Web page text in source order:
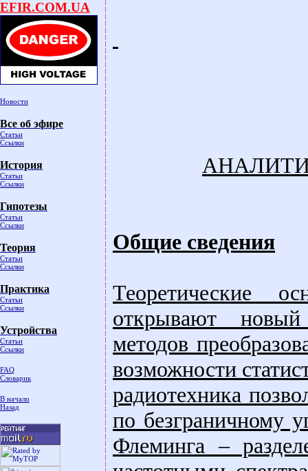
EFIR.COM.UA
Новости
Все об эфире
Статьи
Ссылки
История
Статьи
Ссылки
Гипотезы
Статьи
Ссылки
Теория
Статьи
Ссылки
Практика
Статьи
Ссылки
Устройства
Статьи
Ссылки
FAQ
Словарик
В начало
Назад
Общие сведения
Теоретические
открывают новый
методов
возможности
радиотехника
по безграничному
Флеминга –